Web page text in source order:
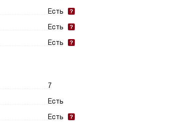
Есть
Есть
Есть
7
Есть
Есть